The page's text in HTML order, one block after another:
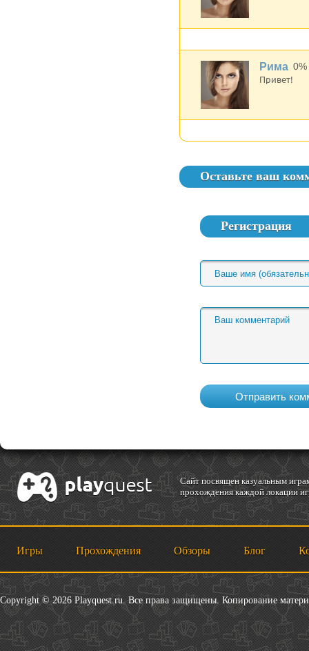
Рима 0%
Привет!
Оставьте ваш
Регистрация
Cайт посвящен казуальным
прохождения каждой локации
Игры Прохождения Обзоры Блог
Copyright © 2026 Playquest.ru. Все права защищены. Копирование